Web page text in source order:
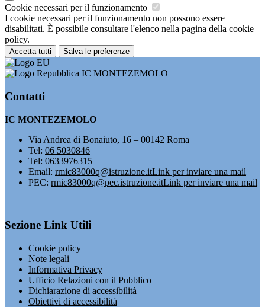
Cookie necessari per il funzionamento
I cookie necessari per il funzionamento non possono essere
disabilitati. È possibile consultare l'elenco nella pagina della cookie
policy.
Accetta tutti Salva le preferenze
IC MONTEZEMOLO
Contatti
IC MONTEZEMOLO
Via Andrea di Bonaiuto, 16 – 00142 Roma
Tel: 06 5030846
Tel: 0633976315
Email: rmic83000q@istruzione.itLink per inviare una mail
PEC: rmic83000q@pec.istruzione.itLink per inviare una mail
Sezione Link Utili
Cookie policy
Note legali
Informativa Privacy
Ufficio Relazioni con il Pubblico
Dichiarazione di accessibilità
Obiettivi di accessibilità